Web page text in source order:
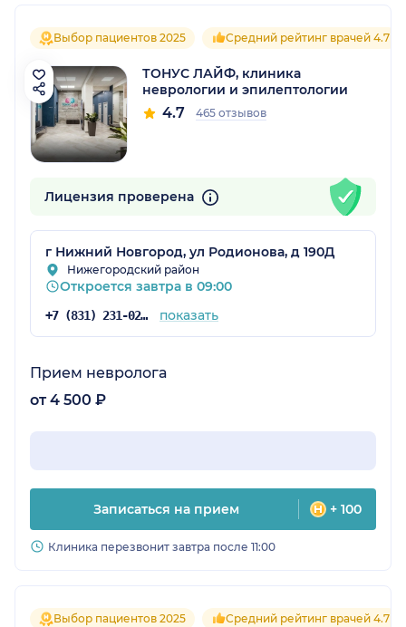
Выбор пациентов 2025 Средний рейтинг врачей 4.7
ТОНУС ЛАЙФ, клиника
неврологии и эпилептологии
4.7 465 отзывов
Лицензия проверена
г Нижний Новгород, ул Родионова, д 190Д
Нижегородский район
Откроется завтра в 09:00
+7 (831) 231-02-35 показать
Прием невролога
от 4 500 ₽
Записаться на прием + 100
Клиника перезвонит завтра после 11:00
Выбор пациентов 2025 Средний рейтинг врачей 4.7